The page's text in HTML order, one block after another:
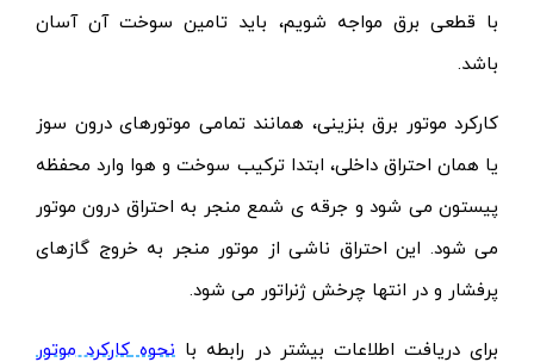
با قطعی برق مواجه شویم، باید تامین سوخت آن آسان
باشد.
کارکرد موتور برق بنزینی، همانند تمامی موتورهای درون سوز
یا همان احتراق داخلی، ابتدا ترکیب سوخت و هوا وارد محفظه
پیستون می شود و جرقه ی شمع منجر به احتراق درون موتور
می شود. این احتراق ناشی از موتور منجر به خروج گازهای
پرفشار و در انتها چرخش ژنراتور می شود.
برای دریافت اطلاعات بیشتر در رابطه با نحوهکارکرد موتور